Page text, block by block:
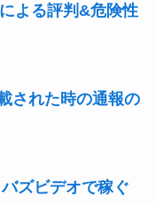
よる評判&危険性
された時の通報の
ズビデオで稼ぐ